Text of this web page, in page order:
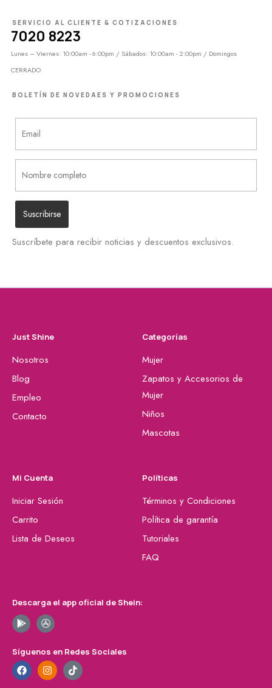
SERVICIO AL CLIENTE & COTIZACIONES
7020 8223
Lunes – Viernes: 10:00am - 6:00pm / Sábados: 10:00am - 2:00pm / Domingos
CERRADO
BOLETÍN DE NOVEDAES Y PROMOCIONES
Suscríbete para recibir noticias y descuentos exclusivos.
Just Shine
Nosotros
Blog
Empleo
Contacto
Categorías
Mujer
Zapatos y Accesorios de
Mujer
Niños
Mascotas
Mi Cuenta
Iniciar Sesión
Carrito
Lista de Deseos
Políticas
Términos y Condiciones
Política de garantía
Tutoriales
FAQ
Descarga el app oficial de Shein:
Síguenos en Redes Sociales